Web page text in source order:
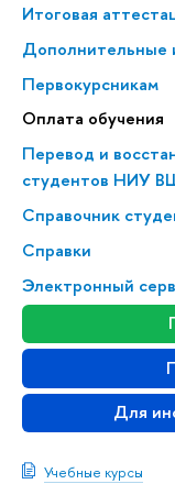
Итоговая
Дополнительные
Первокурсникам
Оплата обучения
Перевод и
студентов НИУ
Справочник
Справки
Электронный
Для
Учебные курсы